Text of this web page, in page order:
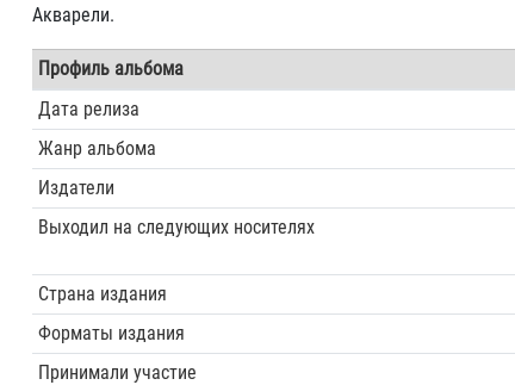
Акварели.
Профиль альбома
Дата релиза
Жанр альбома
Издатели
Выходил на следующих носителях
Страна издания
Форматы издания
Принимали участие